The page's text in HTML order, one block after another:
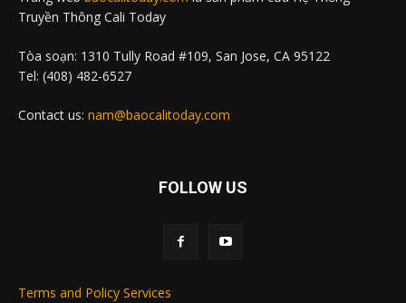
Truyền Thông Cali Today
Tòa soạn: 1310 Tully Road #109, San Jose, CA 95122
Tel: (408) 482-6527
Contact us: nam@baocalitoday.com
FOLLOW US
Terms and Policy Services